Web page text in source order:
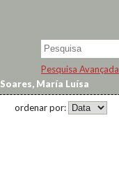
Pesquisa Avançada
Soares, María Luísa
ordenar por: